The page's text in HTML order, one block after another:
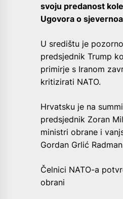
svoju predanost
Ugovora o
U središtu je
predsjednik Trump
primirje s Iranom
kritizirati NATO.
Hrvatsku je na
predsjednik Zoran
ministri obrane i
Gordan Grlić
Čelnici NATO-a
obrani